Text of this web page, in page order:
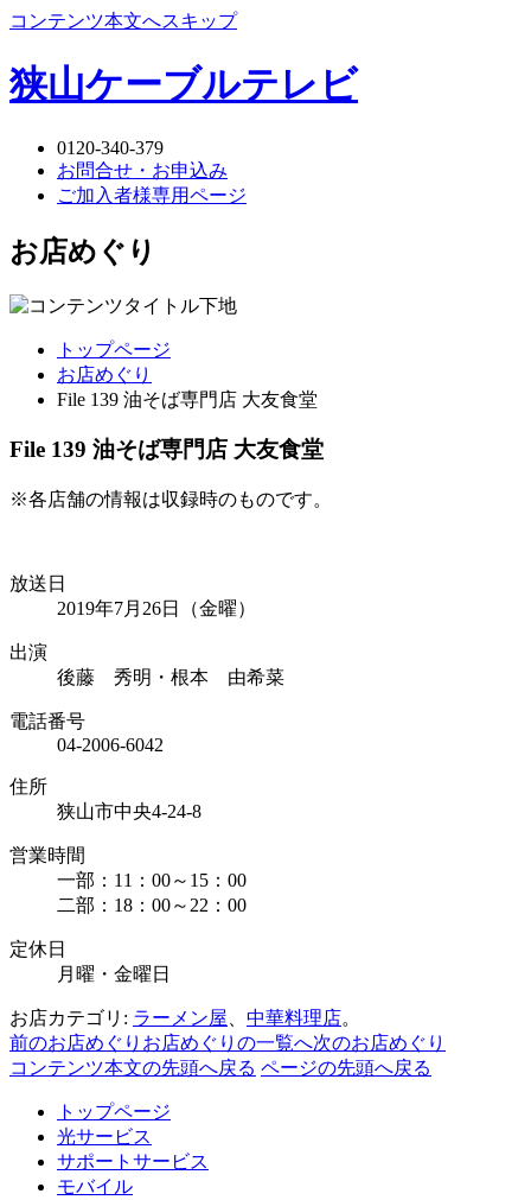
コンテンツ本文へスキップ
狭山ケーブルテレビ
0120-340-379
お問合せ・お申込み
ご加入者様専用ページ
お店めぐり
トップページ
お店めぐり
File 139 油そば専門店 大友食堂
File 139 油そば専門店 大友食堂
※各店舗の情報は収録時のものです。
放送日
2019年7月26日（金曜）
出演
後藤 秀明・根本 由希菜
電話番号
04-2006-6042
住所
狭山市中央4-24-8
営業時間
一部：11：00～15：00
二部：18：00～22：00
定休日
月曜・金曜日
お店カテゴリ: ラーメン屋 中華料理店。
前のお店めぐり お店めぐりの一覧へ次のお店めぐり
コンテンツ本文の先頭へ戻る ページの先頭へ戻る
トップページ
光サービス
サポートサービス
モバイル